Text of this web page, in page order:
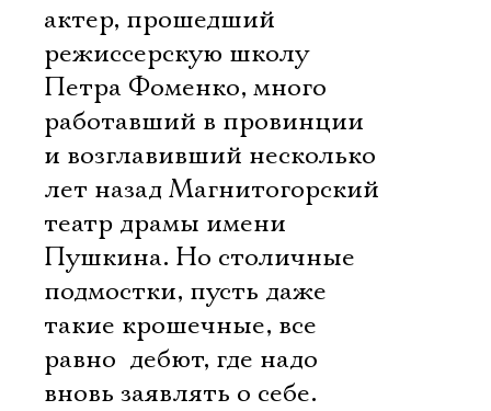
актер, прошедший
режиссерскую школу
Петра Фоменко, много
работавший в провинции
и возглавивший несколько
лет назад Магнитогорский
театр драмы имени
Пушкина. Но столичные
подмостки, пусть даже
такие крошечные, все
равно  дебют, где надо
вновь заявлять о себе.